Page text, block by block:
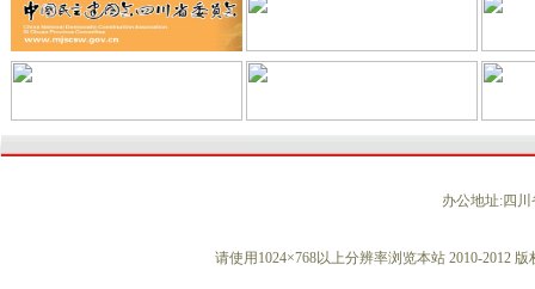
办公地址:四
请使用1024×768以上分辨率浏览本站 2010-2012